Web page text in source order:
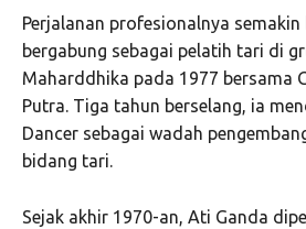
Perjalanan profesionalnya semakin
bergabung sebagai pelatih tari di
Maharddhika pada 1977 bersama
Putra. Tiga tahun berselang, ia
Dancer sebagai wadah
bidang tari.
Sejak akhir 1970-an, Ati Ganda